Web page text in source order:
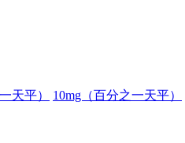
天平） 10mg（百分之一天平）